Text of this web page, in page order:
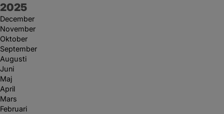
År:
2025
December
November
Oktober
September
Augusti
Juni
Maj
April
Mars
Februari